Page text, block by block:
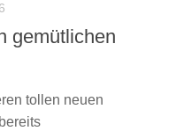
gemütlichen
tollen neuen